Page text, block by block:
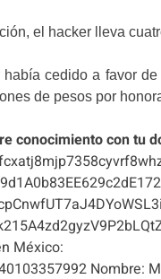
el hacker lleva
cedido a favor
de pesos por
conocimiento con tu
México:
Nombre: